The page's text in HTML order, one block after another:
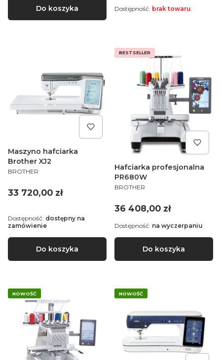
Do koszyka Dostępność: brak towaru
Maszyno hafciarka
Brother XJ2
PRODUCENT
BROTHER
Cena
33 720,00 zł
Do koszyka
Dostępność: dostępny na
zamówienie
BESTSELLER
Hafciarka profesjonalna
PR680W
PRODUCENT
BROTHER
Cena
36 408,00 zł
Do koszyka
Dostępność: na wyczerpaniu
NOWOŚĆ NOWOŚĆ